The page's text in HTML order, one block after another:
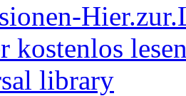
kostenlos
library